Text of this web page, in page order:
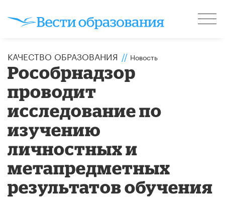
КАЧЕСТВО ОБРАЗОВАНИЯ // Новость
Рособрнадзор
проводит
исследование по
изучению
личностных и
метапредметных
результатов обучения